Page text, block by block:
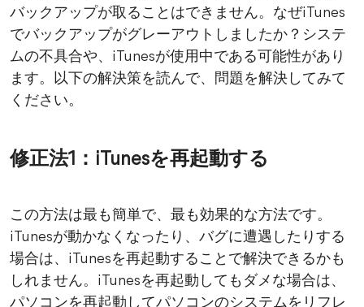
バックアップが取ることはできません。なぜiTunes
でバックアップがグレーアウトしましたか？システ
ムの不具合や、iTunesが使用中である可能性があり
ます。以下の解決策を読んで、問題を解決してみて
ください。
修正法1：iTunesを再起動する
この方法は最も簡単で、最も効果的な方法です。
iTunesが動かなくなったり、バグに遭遇したりする
場合は、iTunesを再起動することで解決できるかも
しれません。iTunesを再起動してもダメな場合は、
パソコンを再起動してパソコンのシステムをリフレ